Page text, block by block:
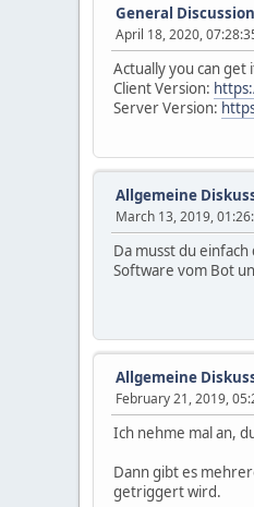
General
April 18, 2020,
Actually you can get
Client Version:
Server Version:
Allgemeine
March 13, 2019,
Da musst du
Software vom Bot
Allgemeine
February 21, 2019,
Ich nehme mal an,
Dann gibt es
getriggert wird.